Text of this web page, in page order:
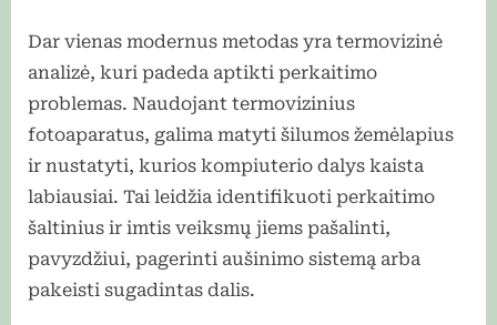
Dar vienas modernus metodas yra termovizinė
analizė, kuri padeda aptikti perkaitimo
problemas. Naudojant termovizinius
fotoaparatus, galima matyti šilumos žemėlapius
ir nustatyti, kurios kompiuterio dalys kaista
labiausiai. Tai leidžia identifikuoti perkaitimo
šaltinius ir imtis veiksmų jiems pašalinti,
pavyzdžiui, pagerinti aušinimo sistemą arba
pakeisti sugadintas dalis.